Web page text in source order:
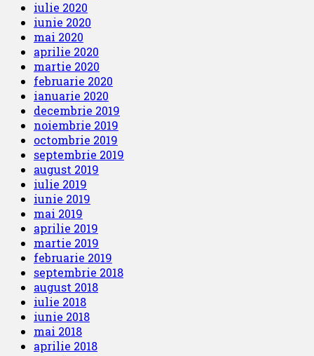
iulie 2020
iunie 2020
mai 2020
aprilie 2020
martie 2020
februarie 2020
ianuarie 2020
decembrie 2019
noiembrie 2019
octombrie 2019
septembrie 2019
august 2019
iulie 2019
iunie 2019
mai 2019
aprilie 2019
martie 2019
februarie 2019
septembrie 2018
august 2018
iulie 2018
iunie 2018
mai 2018
aprilie 2018